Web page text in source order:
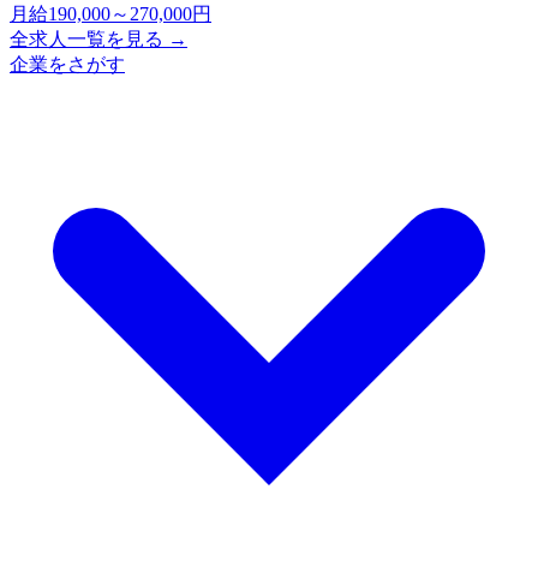
月給190,000～270,000円
全求人一覧を見る →
企業をさがす